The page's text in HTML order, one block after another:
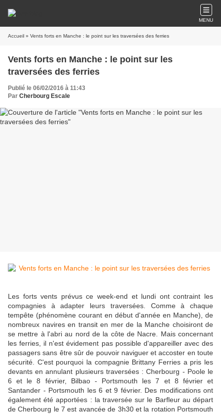
MENU
Accueil » Vents forts en Manche : le point sur les traversées des ferries
Vents forts en Manche : le point sur les
traversées des ferries
Publié le 06/02/2016 à 11:43
Par Cherbourg Escale
Les forts vents prévus ce week-end et lundi ont contraint les
compagnies à adapter leurs traversées. Comme à chaque
tempête (phénomène courant en début d'année en Manche), de
nombreux navires en transit en mer de la Manche choisiront de
se mettre à l'abri au nord de la côte de Nacre. Mais concernant
les ferries, il n'est évidement pas possible d'appareiller avec des
passagers sans être sûr de pouvoir naviguer et accoster en toute
sécurité. C'est pourquoi la compagnie Brittany Ferries a pris les
devants en annulant plusieurs traversées : Cherbourg - Poole le
6 et le 8 février, Bilbao - Portsmouth les 7 et 8 février et
Santander - Portsmouth les 6 et 9 février. Des modifications ont
également été apportées : la traversée sur le Barfleur au départ
de Cherbourg le 7 est avancée de 3h30 et la rotation Portsmouth